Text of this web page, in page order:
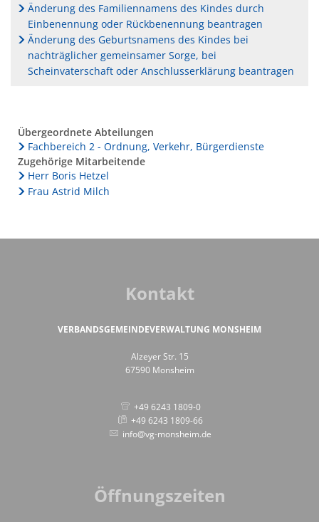
Änderung des Familiennamens des Kindes durch
Einbenennung oder Rückbenennung beantragen
Änderung des Geburtsnamens des Kindes bei
nachträglicher gemeinsamer Sorge, bei
Scheinvaterschaft oder Anschlusserklärung beantragen
Übergeordnete Abteilungen
Fachbereich 2 - Ordnung, Verkehr, Bürgerdienste
Zugehörige Mitarbeitende
Herr Boris Hetzel
Frau Astrid Milch
Kontakt
VERBANDSGEMEINDEVERWALTUNG MONSHEIM
Alzeyer Str. 15
67590 Monsheim
+49 6243 1809-0
+49 6243 1809-66
info@vg-monsheim.de
Öffnungszeiten